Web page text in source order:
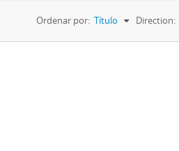
Ordenar por: Título Direction: